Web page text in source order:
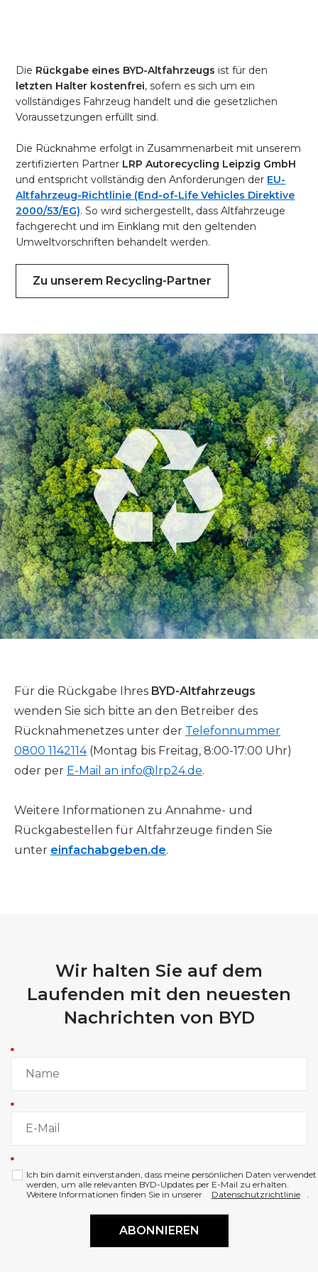
Die Rückgabe eines BYD-Altfahrzeugs ist für den
letzten Halter kostenfrei, sofern es sich um ein
vollständiges Fahrzeug handelt und die gesetzlichen
Voraussetzungen erfüllt sind.
Die Rücknahme erfolgt in Zusammenarbeit mit unserem
zertifizierten Partner LRP Autorecycling Leipzig GmbH
und entspricht vollständig den Anforderungen der EU-
Altfahrzeug-Richtlinie (End-of-Life Vehicles Direktive
2000/53/EG). So wird sichergestellt, dass Altfahrzeuge
fachgerecht und im Einklang mit den geltenden
Umweltvorschriften behandelt werden.
Zu unserem Recycling-Partner
Für die Rückgabe Ihres BYD-Altfahrzeugs
wenden Sie sich bitte an den Betreiber des
Rücknahmenetzes unter der Telefonnummer
0800 1142114(Montag bis Freitag, 8:00-17:00 Uhr)
oder per E-Mail an info@lrp24.de.
Weitere Informationen zu Annahme- und
Rückgabestellen für Altfahrzeuge finden Sie
unter einfachabgeben.de.
Wir halten Sie auf dem
Laufenden mit den neuesten
Nachrichten von BYD
*
*
*
Ich bin damit einverstanden, dass meine persönlichen Daten verwendet
werden, um alle relevanten BYD-Updates per E-Mail zu erhalten.
Weitere Informationen finden Sie in unserer
Datenschutzrichtlinie .
ABONNIEREN